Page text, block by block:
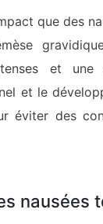
que des
et une
et le
éviter des
nausées